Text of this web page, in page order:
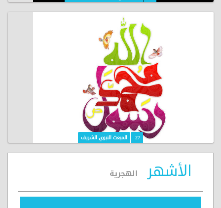
27 المبعث النبوي الشريف
الأشهر الهجرية